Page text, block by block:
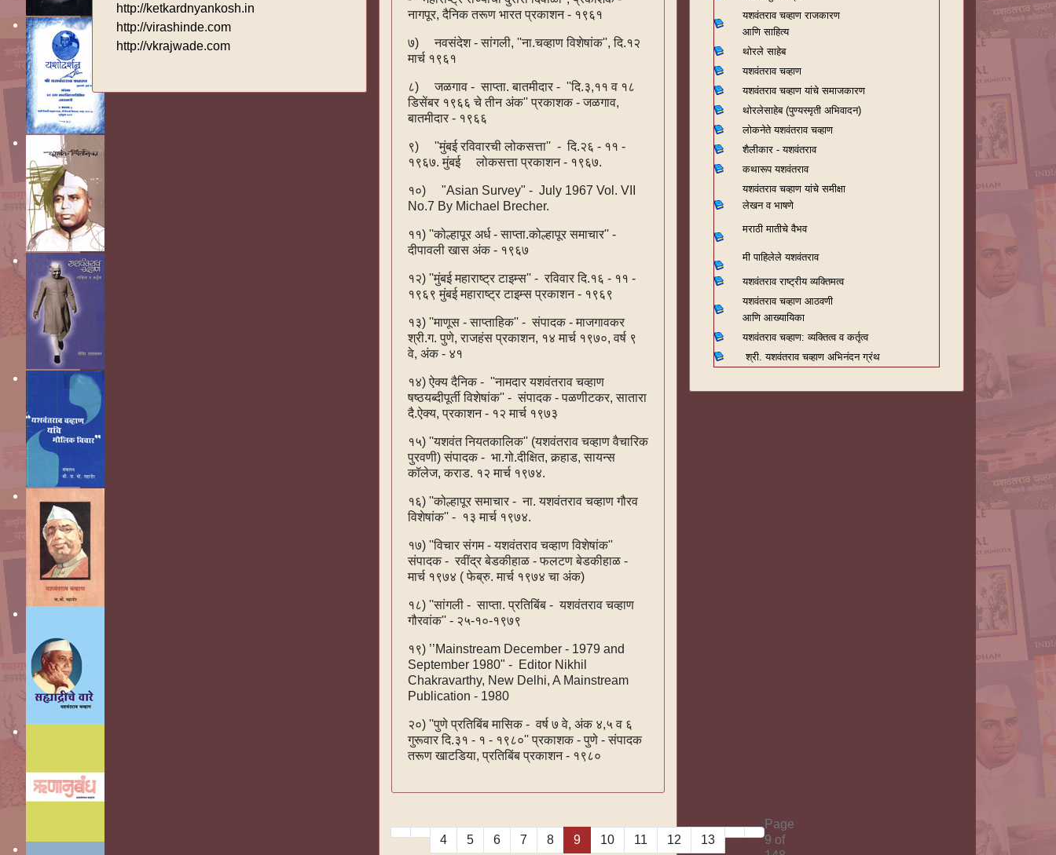
http://ketkardnyankosh.in
http://virashinde.com
http://vkrajwade.com
नागपूर, दैनिक तरूण भारत प्रकाशन - १९६१
७) नवसंदेश - सांगली, ''ना.चव्हाण विशेषांक'', दि.१२
मार्च १९६१
८) जळगाव - साप्ता. बातमीदार - ''दि.३,११ व १८
डिसेंबर १९६६ चे तीन अंक'' प्रकाशक - जळगाव,
बातमीदार - १९६६
९) ''मुंबई रविवारची लोकसत्ता'' - दि.२६ - ११ -
१९६७. मुंबई लोकसत्ता प्रकाशन - १९६७.
१०) "Asian Survey" - July 1967 Vol. VII
No.7 By Michael Brecher.
११) ''कोल्हापूर अर्ध - साप्ता.कोल्हापूर समाचार'' -
दीपावली खास अंक - १९६७
१२) ''मुंबई महाराष्ट्र टाइम्स'' - रविवार दि.१६ - ११ -
१९६९ मुंबई महाराष्ट्र टाइम्स प्रकाशन - १९६९
१३) ''माणूस - साप्ताहिक'' - संपादक - माजगावकर
श्री.ग. पुणे, राजहंस प्रकाशन, १४ मार्च १९७०, वर्ष ९
वे, अंक - ४१
१४) ऐक्य दैनिक - ''नामदार यशवंतराव चव्हाण
षष्ठयब्दीपूर्ती विशेषांक'' - संपादक - पळणीटकर, सातारा
दै.ऐक्य, प्रकाशन - १२ मार्च १९७३
१५) ''यशवंत नियतकालिक'' (यशवंतराव चव्हाण वैचारिक
पुरवणी) संपादक - भा.गो.दीक्षित, कर्‍हाड, सायन्स
कॉलेज, कराड. १२ मार्च १९७४.
१६) ''कोल्हापूर समाचार - ना. यशवंतराव चव्हाण गौरव
विशेषांक'' - १३ मार्च १९७४.
१७) ''विचार संगम - यशवंतराव चव्हाण विशेषांक''
संपादक - रवींद्र बेडकीहाळ - फलटण बेडकीहाळ -
मार्च १९७४ ( फेब्रु. मार्च १९७४ चा अंक)
१८) ''सांगली - साप्ता. प्रतिबिंब - यशवंतराव चव्हाण
गौरवांक'' - २५-१०-१९७९
१९) ’’Mainstream December - 1979 and
September 1980" - Editor Nikhil
Chakravarthy, New Delhi, A Mainstream
Publication - 1980
२०) ''पुणे प्रतिबिंब मासिक - वर्ष ७ वे, अंक ४,५ व ६
गुरूवार दि.३१ - १ - १९८०'' प्रकाशक - पुणे - संपादक
तरूण खाटडिया, प्रतिबिंब प्रकाशन - १९८०
4 5 6 7 8 9 10 11 12 13
Page
9 of
यशवंतराव चव्हाण राजकारण
आणि साहित्य
थोरले साहेब
यशवंतराव चव्हाण
यशवंतराव चव्हाण यांचे समाजकारण
थोरलेसाहेब (पुण्यस्मृती अभिवादन)
लोकनेते यशवंतराव चव्हाण
शैलीकार - यशवंतराव
कथारूप यशवंतराव
यशवंतराव चव्हाण यांचे समीक्षा
लेखन व भाषणे
मराठी मातीचे वैभव
मी पाहिलेले यशवंतराव
यशवंतराव राष्ट्रीय व्यक्तिमत्व
यशवंतराव चव्हाण आठवणी
आणि आख्यायिका
यशवंतराव चव्हाण: व्यक्तित्व व कर्तृत्व
श्री. यशवंतराव चव्हाण अभिनंदन ग्रंथ